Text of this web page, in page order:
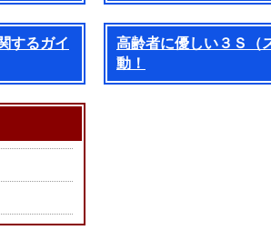
するガイ
高齢者に優しい３Ｓ（
動！